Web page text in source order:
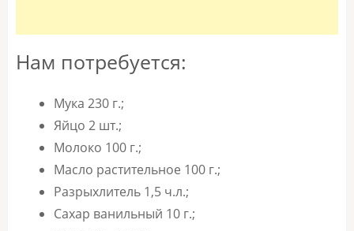
Нам потребуется:
Мука 230 г.;
Яйцо 2 шт.;
Молоко 100 г.;
Масло растительное 100 г.;
Разрыхлитель 1,5 ч.л.;
Сахар ванильный 10 г.;